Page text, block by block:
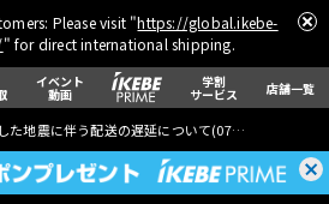
Please visit "https://global.ikebe-
" for direct international shipping.
イベント
動画
学割
サービス 店舗一覧
た地震に伴う配送の遅延について(07月29日